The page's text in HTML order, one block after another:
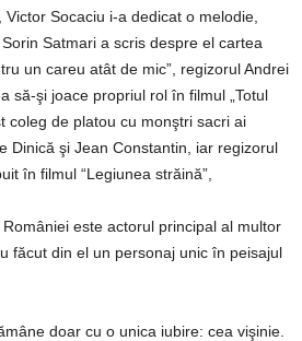
Socaciu i-a dedicat o melodie,
Sorin Satmari a scris despre el cartea
un careu atât de mic”, regizorul Andrei
să-şi joace propriul rol în filmul „Totul
coleg de platou cu monştri sacri ai
Dinică şi Jean Constantin, iar regizorul
în filmul “Legiunea străină”,
este actorul principal al multor
făcut din el un personaj unic în peisajul
doar cu o unica iubire: cea vişinie.